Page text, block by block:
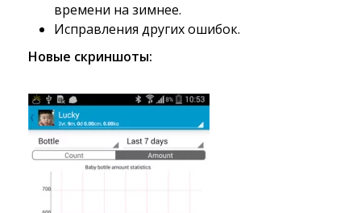
времени на зимнее.
Исправления других ошибок.
Новые скриншоты: